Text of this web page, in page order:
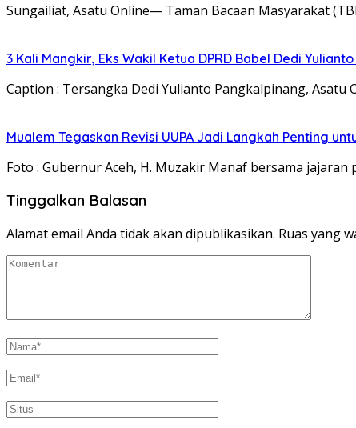
Sungailiat, Asatu Online— Taman Bacaan Masyarakat
3 Kali Mangkir, Eks Wakil Ketua DPRD Babel Dedi
Caption : Tersangka Dedi Yulianto Pangkalpinang,
Mualem Tegaskan Revisi UUPA Jadi Langkah Penting
Foto : Gubernur Aceh, H. Muzakir Manaf bersama
Tinggalkan Balasan
Alamat email Anda tidak akan dipublikasikan. Ruas yang